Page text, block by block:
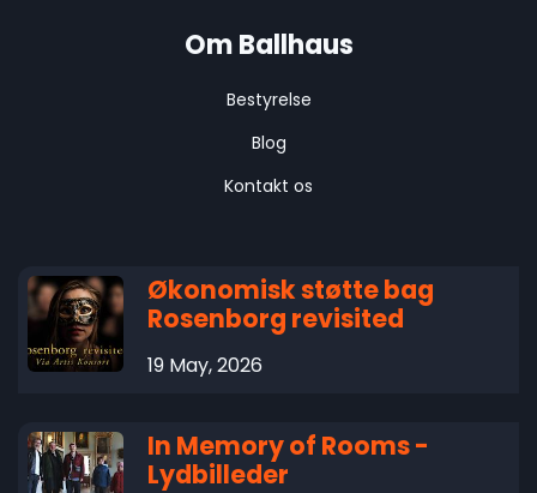
Om Ballhaus
Bestyrelse
Blog
Kontakt os
Økonomisk støtte bag
Rosenborg revisited
19 May, 2026
In Memory of Rooms -
Lydbilleder